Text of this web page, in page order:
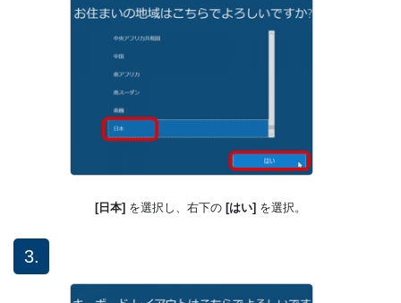
[日本] を選択し、右下の [はい] を選択。
3.